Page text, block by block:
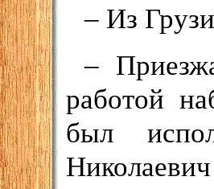
– Из
–
работой
был